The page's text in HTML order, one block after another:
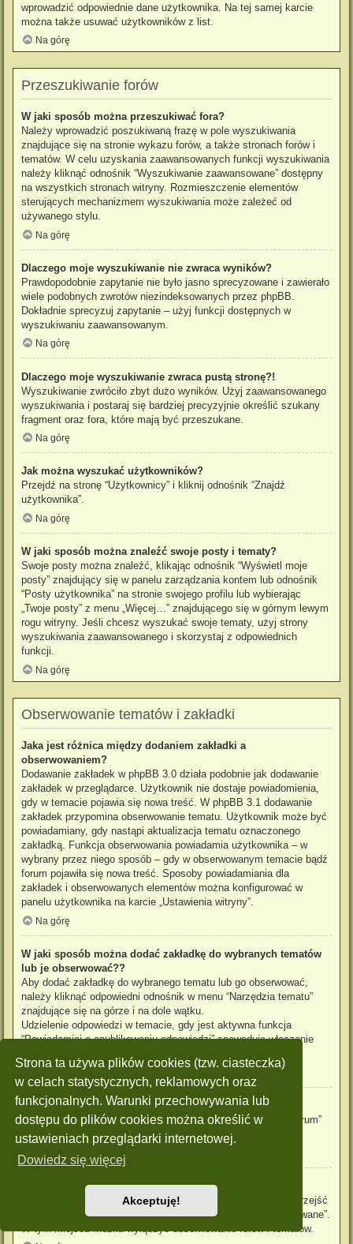
Strona ta używa plików cookies (tzw. ciasteczka)
w celach statystycznych, reklamowych oraz
funkcjonalnych. Warunki przechowywania lub
dostępu do plików cookies można określić w
ustawieniach przeglądarki internetowej.
Dowiedz się więcej
Akceptuję!
wprowadzić odpowiednie dane użytkownika. Na tej samej karcie
można także usuwać użytkowników z list.
Na górę
Przeszukiwanie forów
W jaki sposób można przeszukiwać fora?
Należy wprowadzić poszukiwaną frazę w pole wyszukiwania
znajdujące się na stronie wykazu forów, a także stronach forów i
tematów. W celu uzyskania zaawansowanych funkcji wyszukiwania
należy kliknąć odnośnik “Wyszukiwanie zaawansowane” dostępny
na wszystkich stronach witryny. Rozmieszczenie elementów
sterujących mechanizmem wyszukiwania może zależeć od
używanego stylu.
Na górę
Dlaczego moje wyszukiwanie nie zwraca wyników?
Prawdopodobnie zapytanie nie było jasno sprecyzowane i zawierało
wiele podobnych zwrotów niezindeksowanych przez phpBB.
Dokładnie sprecyzuj zapytanie – użyj funkcji dostępnych w
wyszukiwaniu zaawansowanym.
Na górę
Dlaczego moje wyszukiwanie zwraca pustą stronę?!
Wyszukiwanie zwróciło zbyt dużo wyników. Użyj zaawansowanego
wyszukiwania i postaraj się bardziej precyzyjnie określić szukany
fragment oraz fora, które mają być przeszukane.
Na górę
Jak można wyszukać użytkowników?
Przejdź na stronę “Użytkownicy” i kliknij odnośnik “Znajdź
użytkownika”.
Na górę
W jaki sposób można znaleźć swoje posty i tematy?
Swoje posty można znaleźć, klikając odnośnik “Wyświetl moje
posty” znajdujący się w panelu zarządzania kontem lub odnośnik
“Posty użytkownika” na stronie swojego profilu lub wybierając
„Twoje posty” z menu „Więcej…” znajdującego się w górnym lewym
rogu witryny. Jeśli chcesz wyszukać swoje tematy, użyj strony
wyszukiwania zaawansowanego i skorzystaj z odpowiednich
funkcji.
Na górę
Obserwowanie tematów i zakładki
Jaka jest różnica między dodaniem zakładki a
obserwowaniem?
Dodawanie zakładek w phpBB 3.0 działa podobnie jak dodawanie
zakładek w przeglądarce. Użytkownik nie dostaje powiadomienia,
gdy w temacie pojawia się nowa treść. W phpBB 3.1 dodawanie
zakładek przypomina obserwowanie tematu. Użytkownik może być
powiadamiany, gdy nastąpi aktualizacja tematu oznaczonego
zakładką. Funkcja obserwowania powiadamia użytkownika – w
wybrany przez niego sposób – gdy w obserwowanym temacie bądź
forum pojawiła się nowa treść. Sposoby powiadamiania dla
zakładek i obserwowanych elementów można konfigurować w
panelu użytkownika na karcie „Ustawienia witryny”.
Na górę
W jaki sposób można dodać zakładkę do wybranych tematów
lub je obserwować??
Aby dodać zakładkę do wybranego tematu lub go obserwować,
należy kliknąć odpowiedni odnośnik w menu “Narzędzia tematu”
znajdujące się na górze i na dole wątku.
Udzielenie odpowiedzi w temacie, gdy jest aktywna funkcja
“Powiadamiaj o opublikowaniu odpowiedzi” spowoduje włączenie
Jak obserwować wybrane forum?
Aby obserwować wybrane forum, należy kliknąć „Obserwuj forum”
znajdujący się na dole strony.
Na górę
W jaki sposób usunąć obserwowanie forum, tematu?
Aby wyłączyć funkcję obserwowania forum, tematu, należy przejść
do panelu zarządzania kontem i następnie do karty “Obserwowane”.
W tym miejscu można wyłączyć obserwowanie forów i tematów.